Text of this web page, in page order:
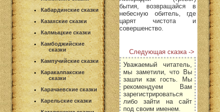
Кабардинские сказки
Казахские сказки
Калмыцкие сказки
Камбоджийские
сказки
Кампучийские сказки
Каракалпакские
сказки
Карачаевские сказки
Карельские сказки
бытия, возвращайся в
небесную обитель, где
царят чистота и
совершенство.
Следующая сказка ->
Уважаемый читатель,
мы заметили, что Вы
зашли как гость. Мы
рекомендуем Вам
зарегистрироваться
либо зайти на сайт
под своим именем.